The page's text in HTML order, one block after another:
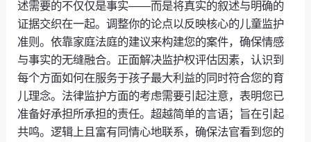
述需要的不仅仅是事实——而是将真实的叙述与明确的
证据交织在一起。调整你的论点以反映核心的儿童监护
准则。依靠家庭法庭的建议来构建您的案件，确保情感
与事实的无缝融合。正面解决监护权评估因素，认识到
每个方面如何在服务于孩子最大利益的同时符合您的育
儿理念。法律监护方面的考虑需要引起注意，表明您已
准备好承担所承担的责任。超越简单的言语；旨在引起
共鸣。逻辑上且富有同情心地联系，确保法官看到您的